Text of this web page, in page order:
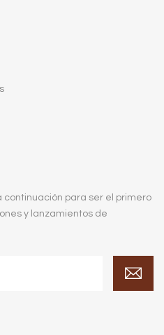
continuación para ser el primero
y lanzamientos de